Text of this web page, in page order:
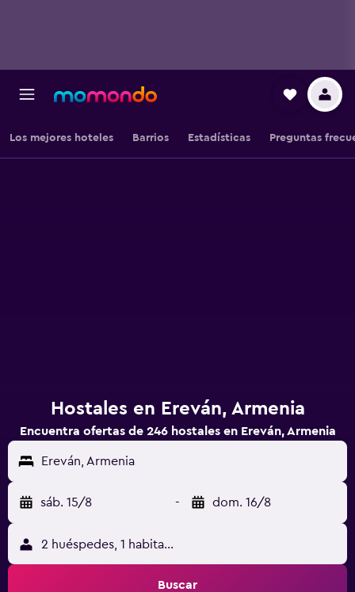
Los mejores hoteles Barrios Estadísticas Preguntas
Hostales en Ereván, Armenia
Encuentra ofertas de 246 hostales en Ereván, Armenia
Ereván, Armenia
sáb. 15/8 - dom. 16/8
2 huéspedes, 1 habitación
Buscar